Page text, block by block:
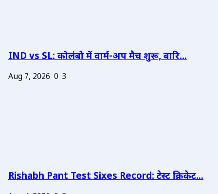
IND vs SL: कोलंबो में वार्म-अप मैच शुरू, बारि...
Aug 7, 2026 0 3
Rishabh Pant Test Sixes Record: टेस्ट क्रिकेट...